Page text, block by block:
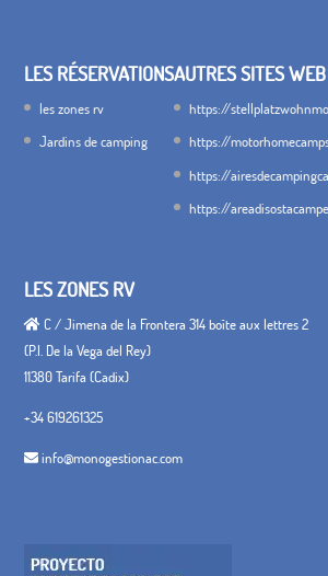
LES RÉSERVATIONS
les zones rv
Jardins de camping
AUTRES SITES
https://
https://
https://
https://
LES ZONES RV
C / Jimena de la Frontera 314 boîte aux lettres 2
(P.I. De la Vega del Rey)
11380 Tarifa (Cadix)
+34 619261325
info@monogestionac.com